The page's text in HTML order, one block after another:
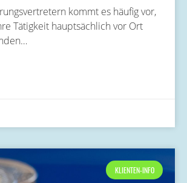
kommt es häufig vor,
Tätigkeit hauptsächlich vor Ort
KLIENTEN-INFO